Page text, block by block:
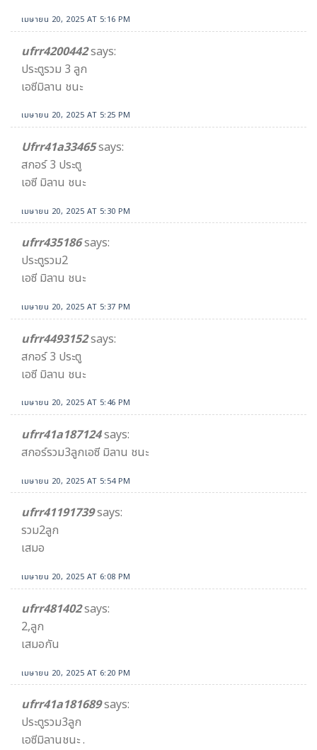
เมษายน 20, 2025 AT 5:16 PM
ufrr4200442says:
ประตูรวม 3 ลูก
เอซีมิลาน ชนะ
เมษายน 20, 2025 AT 5:25 PM
Ufrr41a33465says:
สกอร์ 3 ประตู
เอซี มิลาน ชนะ
เมษายน 20, 2025 AT 5:30 PM
ufrr435186says:
ประตูรวม2
เอซี มิลาน ชนะ
เมษายน 20, 2025 AT 5:37 PM
ufrr4493152says:
สกอร์ 3 ประตู
เอซี มิลาน ชนะ
เมษายน 20, 2025 AT 5:46 PM
ufrr41a187124says:
สกอร์รวม3ลูกเอซี มิลาน ชนะ
เมษายน 20, 2025 AT 5:54 PM
ufrr41191739says:
รวม2ลูก
เสมอ
เมษายน 20, 2025 AT 6:08 PM
ufrr481402says:
2,ลูก
เสมอกัน
เมษายน 20, 2025 AT 6:20 PM
ufrr41a181689says:
ประตูรวม3ลูก
เอซีมิลานชนะ .